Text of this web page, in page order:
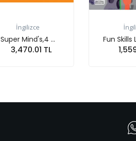
İngilizce
Fun Skills Level 6 F...
1,559.99 TL
Super